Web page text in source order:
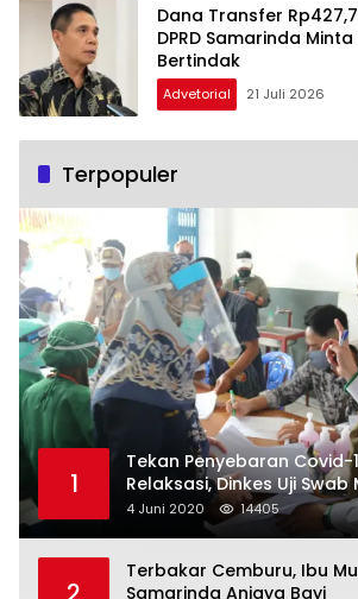
Dana Transfer
DPRD Samarinda
Bertindak
Advetorial 21 Juli 2026
Terpopuler
1
Tekan Penyebaran Covid-
Relaksasi, Dinkes Uji Swab
Pelabuhan Samarinda
4 Juni 2020 14405
Terbakar Cemburu, Ibu
Samarinda Aniaya Bayi